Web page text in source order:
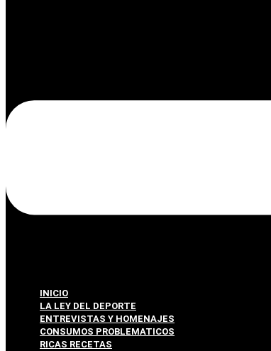
INICIO
LA LEY DEL DEPORTE
ENTREVISTAS Y HOMENAJES
CONSUMOS PROBLEMATICOS
RICAS RECETAS